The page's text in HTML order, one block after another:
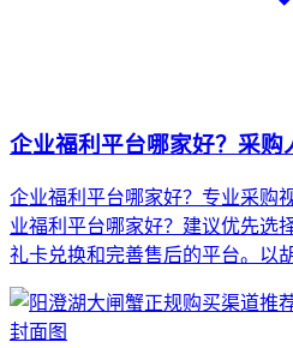
企业福利平台哪家好？采购
企业福利平台哪家好？专业采购
业福利平台哪家好？建议优先选
礼卡兑换和完善售后的平台。以